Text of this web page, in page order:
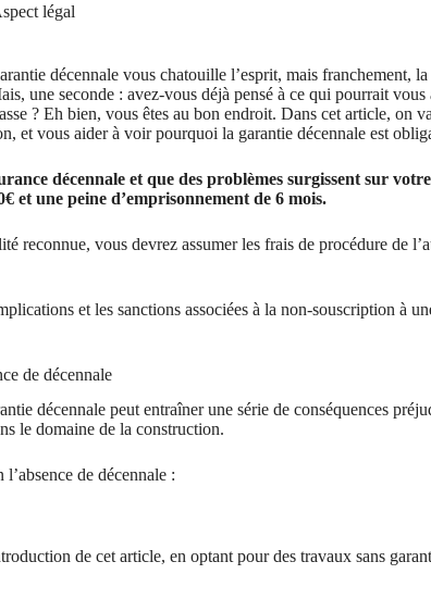
légal
décennale vous chatouille l’esprit, mais franchement,
une seconde : avez-vous déjà pensé à ce qui pourrait
? Eh bien, vous êtes au bon endroit. Dans cet article, on
et vous aider à voir pourquoi la garantie décennale est
décennale et que des problèmes surgissent sur
et une peine d’emprisonnement de 6 mois.
reconnue, vous devrez assumer les frais de procédure de
et les sanctions associées à la non-souscription à
de décennale
décennale peut entraîner une série de conséquences
le domaine de la construction.
de décennale :
de cet article, en optant pour des travaux sans